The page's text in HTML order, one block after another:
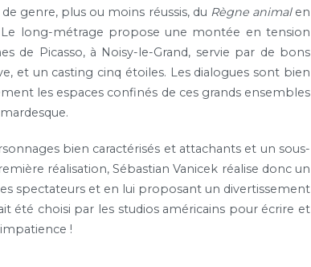
genre, plus ou moins réussis, du Règne animalen
long-métrage propose une montée en tension
de Picasso, à Noisy-le-Grand, servie par de bons
et un casting cinq étoiles. Les dialogues sont bien
les espaces confinés de ces grands ensembles
bien caractérisés et attachants et un sous-
réalisation, Sébastian Vanicek réalise donc un
spectateurs et en lui proposant un divertissement
été choisi par les studios américains pour écrire et
!